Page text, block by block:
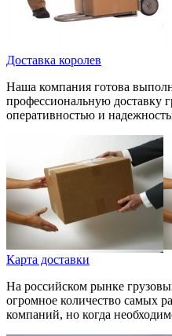
Доставка королев
Наша компания готова
профессиональную доставку
оперативностью и
Карта доставки
На российском рынке
огромное количество самых
компаний, но когда